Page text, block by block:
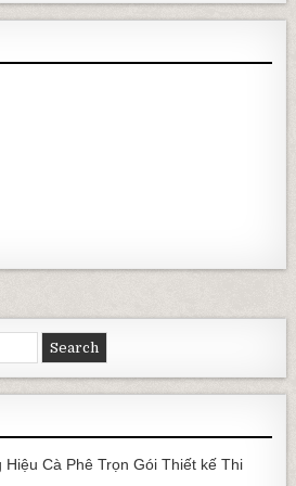
Hiệu Cà Phê Trọn Gói Thiết kế Thi